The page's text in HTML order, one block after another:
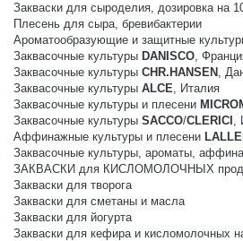
Закваски для сыроделия, дозировка на
Плесень для сыра, бревибактерии
Ароматообразующие и защитные
Заквасочные культуры DANISCO,
Заквасочные культуры CHR.HANSEN ,
Заквасочные культуры ALCE, Италия
Заквасочные культуры и плесени
Заквасочные культуры SACCO/CLERICI ,
Аффинажные культуры и плесени
Заквасочные культуры, ароматы,
ЗАКВАСКИ для КИСЛОМОЛОЧНЫХ
Закваски для творога
Закваски для сметаны и масла
Закваски для йогурта
Закваски для кефира и кисломолочных